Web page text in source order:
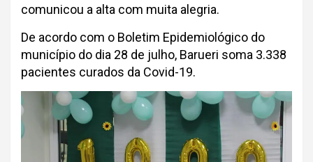
comunicou a alta com muita alegria.
De acordo com o Boletim Epidemiológico do
município do dia 28 de julho, Barueri soma 3.338
pacientes curados da Covid-19.